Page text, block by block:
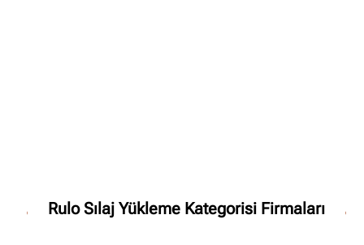
Rulo Sılaj Yükleme Kategorisi Firmaları
Ankara Firmaları(672)